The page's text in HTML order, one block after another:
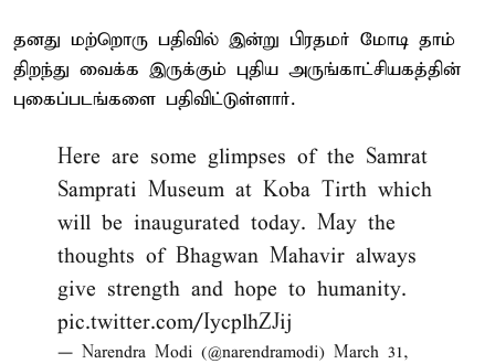
தனது மற்றொரு பதிவில் இன்று பிரதமர் மோடி தாம்
திறந்து வைக்க இருக்கும் புதிய அருங்காட்சியகத்தின்
புகைப்படங்களை பதிவிட்டுள்ளார்.
Here are some glimpses of the Samrat
Samprati Museum at Koba Tirth which
will be inaugurated today. May the
thoughts of Bhagwan Mahavir always
give strength and hope to humanity.
pic.twitter.com/IycplhZJij
— Narendra Modi (@narendramodi) March 31,